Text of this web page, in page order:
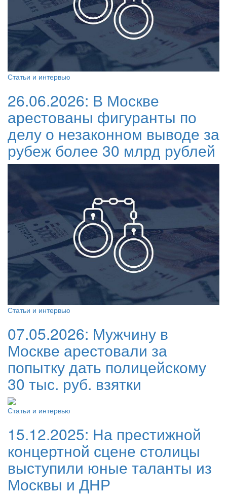
Статьи и интервью
26.06.2026: В Москве
арестованы фигуранты по
делу о незаконном выводе за
рубеж более 30 млрд рублей
Статьи и интервью
07.05.2026: Мужчину в
Москве арестовали за
попытку дать полицейскому
30 тыс. руб. взятки
Статьи и интервью
15.12.2025: На престижной
концертной сцене столицы
выступили юные таланты из
Москвы и ДНР